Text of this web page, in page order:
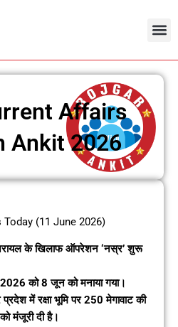
Affairs
Ankit 2026
(11 June 2026)
के खिलाफ ऑपरेशन ‘नस्र’ शुरू
2026 को 8 जून को मनाया गया।
प्रदेश में रक्षा भूमि पर 250 मेगावाट की
मंजूरी दी है।